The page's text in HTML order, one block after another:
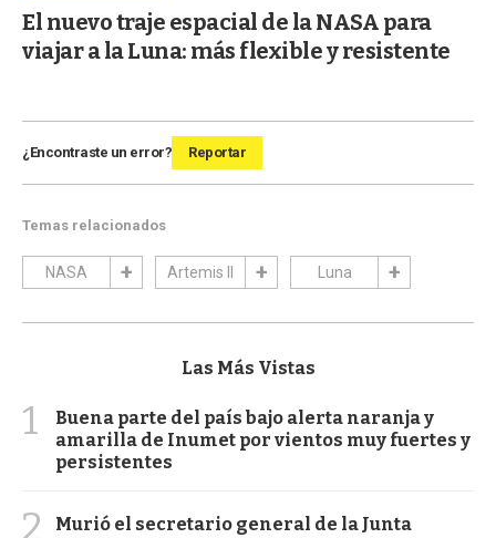
El nuevo traje espacial de la NASA para
viajar a la Luna: más flexible y resistente
¿Encontraste un error? Reportar
Temas relacionados
NASA Artemis II Luna
Las Más Vistas
1
Buena parte del país bajo alerta naranja y
amarilla de Inumet por vientos muy fuertes y
persistentes
2
Murió el secretario general de la Junta